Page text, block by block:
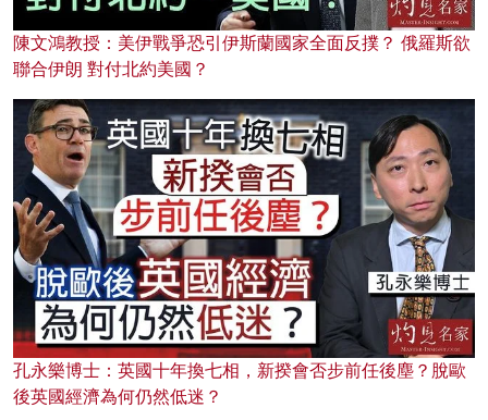
陳文鴻教授：美伊戰爭恐引伊斯蘭國家全面反撲？ 俄羅斯欲
聯合伊朗 對付北約美國？
孔永樂博士：英國十年換七相，新揆會否步前任後塵？脫歐
後英國經濟為何仍然低迷？